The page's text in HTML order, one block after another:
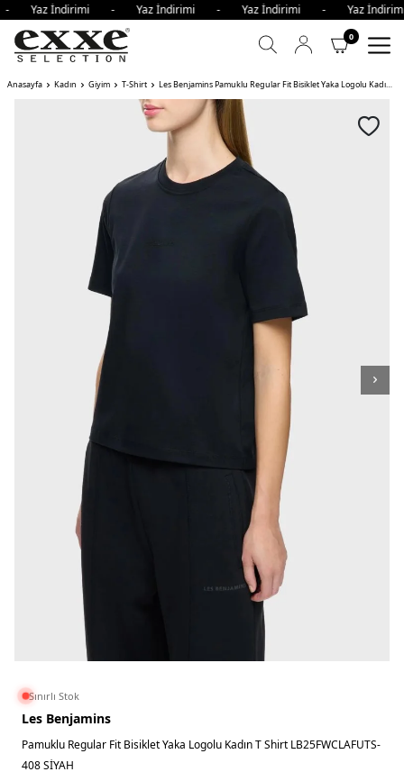
Yaz İndirimi - Yaz İndirimi - Yaz İndirimi - Yaz
0
Anasayfa Kadın Giyim T-Shirt Les Benjamins Pamuklu Regular Fit Bisiklet Yaka Logolu Kadın T Shirt
Sınırlı Stok
Les Benjamins
Pamuklu Regular Fit Bisiklet Yaka Logolu Kadın T Shirt LB25FWCLAFUTS-
408 SİYAH